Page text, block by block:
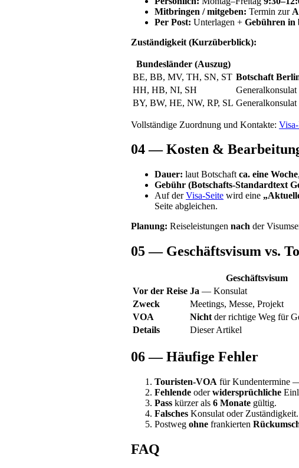
Mitbringen / mitgeben: Termin zur
Per Post: Unterlagen + Gebühren in
Zuständigkeit (Kurzüberblick):
Bundesländer (Auszug)
BE, BB, MV, TH, SN, ST Botschaft
HH, HB, NI, SH
Generalkonsulat
BY, BW, HE, NW, RP, SL Generalkonsulat
Vollständige Zuordnung und Kontakte:
04 — Kosten &
Dauer: laut Botschaft ca. eine Woche
Gebühr (Botschafts-Standardtext
Auf derVisa-Seite wird eine
Seite abgleichen.
Planung: Reiseleistungen nach der
05 — Geschäftsvisum vs.
Geschäftsvisum
Vor der Reise Ja — Konsulat
Zweck
Meetings, Messe, Projekt
VOA
Nicht der richtige Weg für
Details
Dieser Artikel
06 — Häufige Fehler
Touristen-VOA für Kundentermine
Fehlende oderwidersprüchliche
Pass kürzer als 6 Monate gültig.
Falsches Konsulat oder Zuständigkeit.
Postweg ohne frankierten
FAQ